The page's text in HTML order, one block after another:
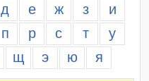
д е ж з
и
п р с т
у
щ э ю я